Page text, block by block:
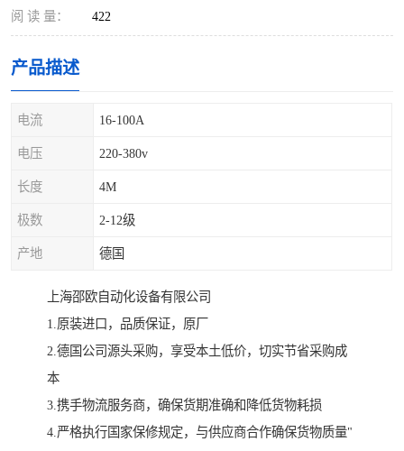
阅 读 量： 422
产品描述
电流 16-100A
电压 220-380v
长度 4M
极数 2-12级
产地 德国
上海邵欧自动化设备有限公司
1.原装进口，品质保证，原厂
2.德国公司源头采购，享受本土低价，切实节省采购成
本
3.携手物流服务商，确保货期准确和降低货物耗损
4.严格执行国家保修规定，与供应商合作确保货物质量"